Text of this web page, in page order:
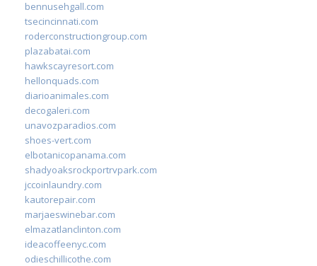
bennusehgall.com
tsecincinnati.com
roderconstructiongroup.com
plazabatai.com
hawkscayresort.com
hellonquads.com
diarioanimales.com
decogaleri.com
unavozparadios.com
shoes-vert.com
elbotanicopanama.com
shadyoaksrockportrvpark.com
jccoinlaundry.com
kautorepair.com
marjaeswinebar.com
elmazatlanclinton.com
ideacoffeenyc.com
odieschillicothe.com